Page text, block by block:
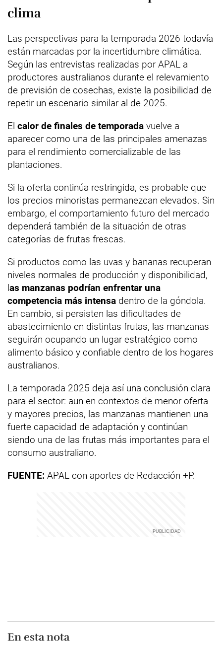
clima
Las perspectivas para la temporada 2026 todavía
están marcadas por la incertidumbre climática.
Según las entrevistas realizadas por APAL a
productores australianos durante el relevamiento
de previsión de cosechas, existe la posibilidad de
repetir un escenario similar al de 2025.
El calor de finales de temporada vuelve a
aparecer como una de las principales amenazas
para el rendimiento comercializable de las
plantaciones.
Si la oferta continúa restringida, es probable que
los precios minoristas permanezcan elevados. Sin
embargo, el comportamiento futuro del mercado
dependerá también de la situación de otras
categorías de frutas frescas.
Si productos como las uvas y bananas recuperan
niveles normales de producción y disponibilidad,
las manzanas podrían enfrentar una
competencia más intensa dentro de la góndola.
En cambio, si persisten las dificultades de
abastecimiento en distintas frutas, las manzanas
seguirán ocupando un lugar estratégico como
alimento básico y confiable dentro de los hogares
australianos.
La temporada 2025 deja así una conclusión clara
para el sector: aun en contextos de menor oferta
y mayores precios, las manzanas mantienen una
fuerte capacidad de adaptación y continúan
siendo una de las frutas más importantes para el
consumo australiano.
FUENTE: APAL con aportes de Redacción +P.
En esta nota